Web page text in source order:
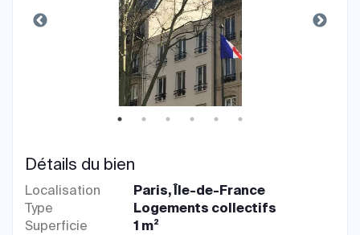
Détails du bien
Localisation
Paris, Île-de-France
Type
Logements collectifs
Superficie
1 m²